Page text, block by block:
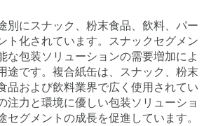
別にスナック、粉末食品、飲料、パー
ト化されています。スナックセグメン
な包装ソリューションの需要増加によ
途です。複合紙缶は、スナック、粉末
品および飲料業界で広く使用されてい
注力と環境に優しい包装ソリューショ
セグメントの成長を促進しています。